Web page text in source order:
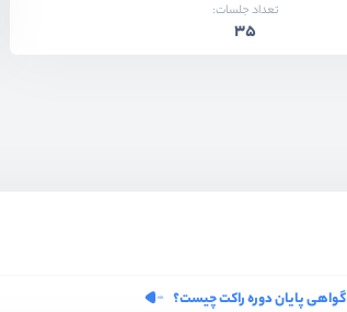
تعداد جلسات:
35
گواهی پایان دوره راکت چیست؟